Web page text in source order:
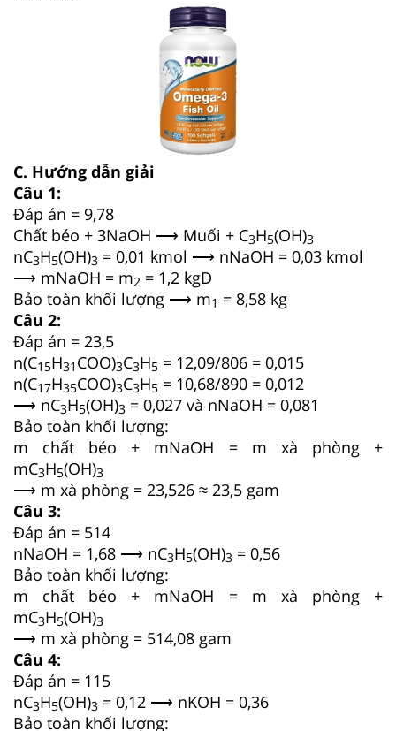
C. Hướng dẫn giải
Câu 1:
Đáp án = 9,78
Chất béo + 3NaOH ⟶ Muối + C3H5(OH)3
nC3H5(OH)3 = 0,01 kmol ⟶ nNaOH = 0,03 kmol
⟶ mNaOH = m2 = 1,2 kgD
Bảo toàn khối lượng ⟶ m1 = 8,58 kg
Câu 2:
Đáp án = 23,5
n(C15H31 COO)3C3H5 = 12,09/806 = 0,015
n(C17H35COO)3C3H5 = 10,68/890 = 0,012
⟶ nC3H5(OH)3 = 0,027 và nNaOH = 0,081
Bảo toàn khối lượng:
m chất béo + mNaOH = m xà phòng +
mC3H5(OH)3
⟶ m xà phòng = 23,526 ≈ 23,5 gam
Câu 3:
Đáp án = 514
nNaOH = 1,68 ⟶ nC3H5(OH)3 = 0,56
Bảo toàn khối lượng:
m chất béo + mNaOH = m xà phòng +
mC3H5(OH)3
⟶ m xà phòng = 514,08 gam
Câu 4:
Đáp án = 115
nC3H5(OH)3 = 0,12 ⟶ nKOH = 0,36
Bảo toàn khối lượng: